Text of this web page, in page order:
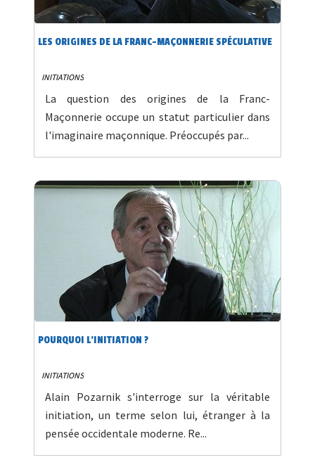
LES ORIGINES DE LA FRANC-MAÇONNERIE SPÉCULATIVE
INITIATIONS
La question des origines de la Franc-
Maçonnerie occupe un statut particulier dans
l'imaginaire maçonnique. Préoccupés par...
POURQUOI L'INITIATION ?
INITIATIONS
Alain Pozarnik s'interroge sur la véritable
initiation, un terme selon lui, étranger à la
pensée occidentale moderne. Re...